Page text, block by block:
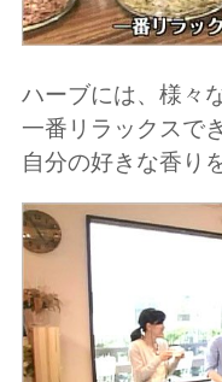
ハーブには、様々
一番リラックスで
自分の好きな香り